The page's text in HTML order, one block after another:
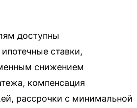
доступны
ставки,
снижением
компенсация
рассрочки с минимальной